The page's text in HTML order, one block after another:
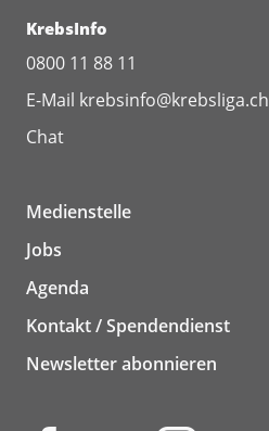
KrebsInfo
0800 11 88 11
E-Mail krebsinfo@krebsliga.ch
Chat
Medienstelle
Jobs
Agenda
Kontakt / Spendendienst
Newsletter abonnieren